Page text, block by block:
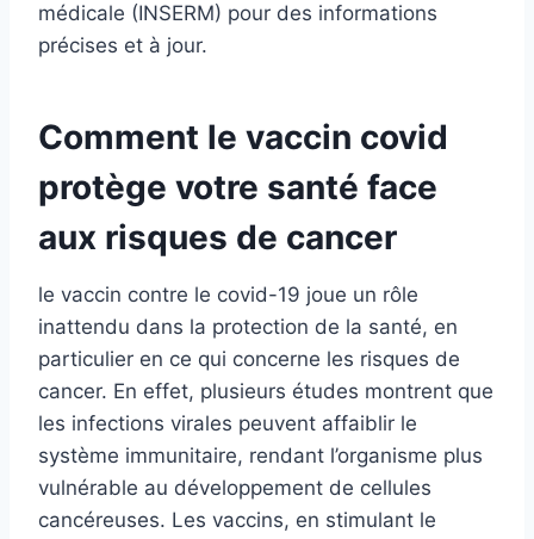
médicale (INSERM) pour des informations
précises et à jour.
Comment le vaccin covid
protège votre santé face
aux risques de cancer
le vaccin contre le covid-19 joue un rôle
inattendu dans la protection de la santé, en
particulier en ce qui concerne les risques de
cancer. En effet, plusieurs études montrent que
les infections virales peuvent affaiblir le
système immunitaire, rendant l’organisme plus
vulnérable au développement de cellules
cancéreuses. Les vaccins, en stimulant le